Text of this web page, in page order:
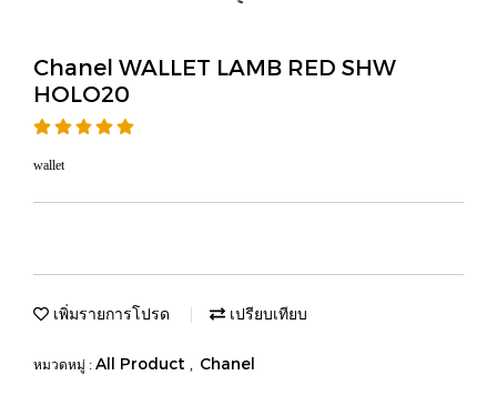
Chanel WALLET LAMB RED SHW
HOLO20
wallet
เพิ่มรายการโปรด เปรียบเทียบ
หมวดหมู่ : All Product , Chanel